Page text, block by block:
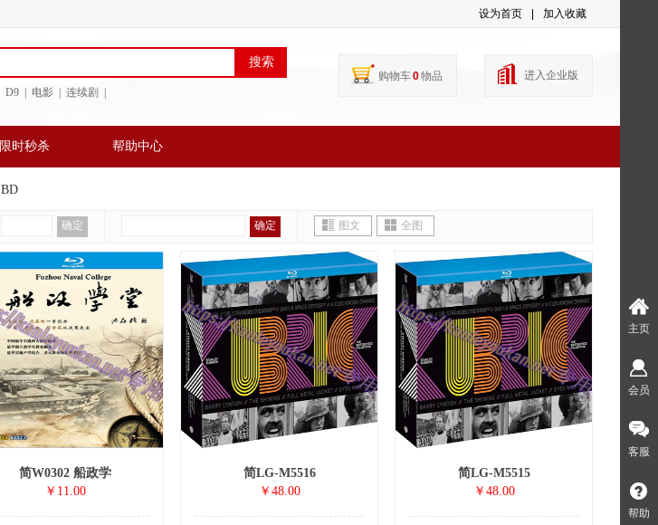
设为首页 加入收藏
| D9 | 电影 | 连续剧 |
购物车0物品 进入企业版
搜索
限时秒杀 帮助中心
BD
确定 确定 图文 全图
简W0302 船政学
￥11.00
简LG-M5516
￥48.00
简LG-M5515
￥48.00
主页
会员
客服
帮助